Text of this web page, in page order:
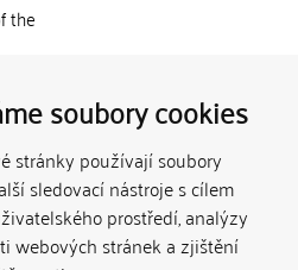
soubory cookies
stránky používají soubory
sledovací nástroje s cílem
prostředí, analýzy
webových stránek a zjištění
the
k
not
of